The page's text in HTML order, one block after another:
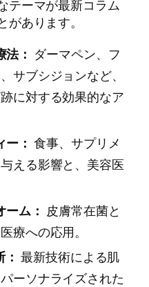
テーマが最新コラム
あります。
： ダーマペン、フ
サブシジョンなど、
に対する効果的なア
： 食事、サプリメ
える影響と、美容医
ム： 皮膚常在菌と
療への応用。
最新技術による肌
ーソナライズされた